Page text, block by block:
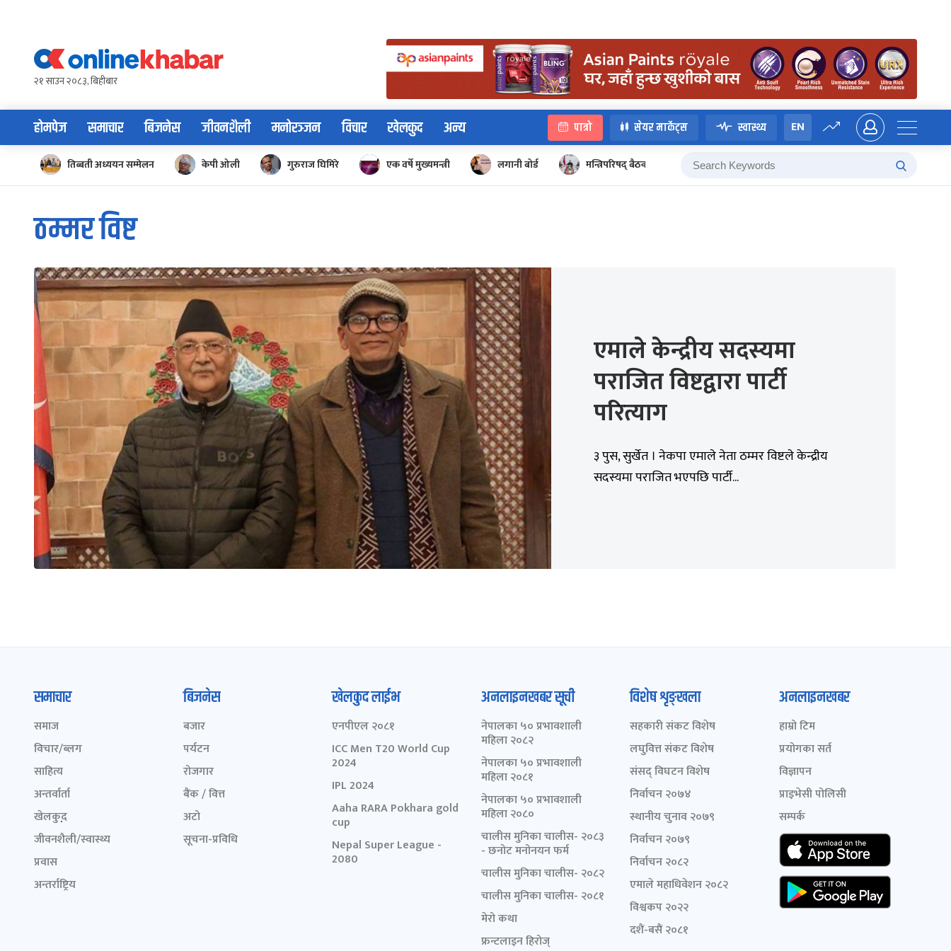
content२१ साउन २०८३, बिहीबार
होमपेज समाचार बिजनेस जीवनशैली मनोरञ्जन विचार खेलकुद अन्य पात्रो सेयर मार्केट्स स्वास्थ्य EN
तिब्बती अध्ययन सम्मेलन केपी ओली गुरुराज घिमिरे एक वर्षे मुख्यमन्त्री लगानी बोर्ड मन्त्रिपरिषद् बैठक
ठम्मर विष्ट
एमाले केन्द्रीय सदस्यमा
पराजित विष्टद्वारा पार्टी
परित्याग
३ पुस, सुर्खेत । नेकपा एमाले नेता ठम्मर विष्टले केन्द्रीय
सदस्यमा पराजित भएपछि पार्टी...
समाचार
समाज
विचार/ब्लग
साहित्य
अन्तर्वार्ता
खेलकुद़़
जीवनशैली/स्वास्थ्य
प्रवास
अन्तर्राष्ट्रिय
बिजनेस
बजार
पर्यटन
रोजगार
बैंक / वित्त
अटो
सूचना-प्रविधि
खेलकुद लाईभ
एनपीएल २०८१
ICC Men T20 World Cup
2024
IPL 2024
Aaha RARA Pokhara gold
cup
Nepal Super League -
2080
अनलाइनखबर सूची
नेपालका ५० प्रभावशाली
महिला २०८२
नेपालका ५० प्रभावशाली
महिला २०८१
नेपालका ५० प्रभावशाली
महिला २०८०
चालीस मुनिका चालीस- २०८३
- छनोट मनोनयन फर्म
चालीस मुनिका चालीस- २०८२
चालीस मुनिका चालीस- २०८१
मेरो कथा
फ्रन्टलाइन हिरोज्
विशेष शृङ्खला
सहकारी संकट विशेष
लघुवित्त संकट विशेष
संसद् विघटन विशेष
निर्वाचन २०७४
स्थानीय चुनाव २०७९
निर्वाचन २०७९
निर्वाचन २०८२
एमाले महाधिवेशन २०८२
विश्वकप २०२२
दशैं-बसैं २०८१
अनलाइनखबर
हाम्रो टिम
प्रयोगका सर्त
विज्ञापन
प्राइभेसी पोलिसी
सम्पर्क